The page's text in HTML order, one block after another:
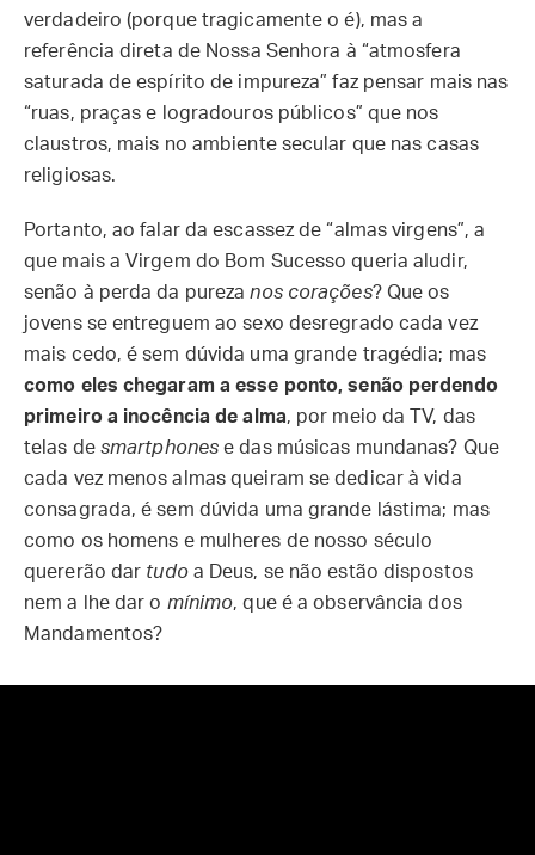
verdadeiro (porque tragicamente o é), mas a
referência direta de Nossa Senhora à “atmosfera
saturada de espírito de impureza” faz pensar mais nas
“ruas, praças e logradouros públicos” que nos
claustros, mais no ambiente secular que nas casas
religiosas.
Portanto, ao falar da escassez de “almas virgens”, a
que mais a Virgem do Bom Sucesso queria aludir,
senão à perda da purezanos corações? Que os
jovens se entreguem ao sexo desregrado cada vez
mais cedo, é sem dúvida uma grande tragédia; mas
como eles chegaram a esse ponto, senão perdendo
primeiro a inocência de alma, por meio da TV, das
telas de smartphones e das músicas mundanas? Que
cada vez menos almas queiram se dedicar à vida
consagrada, é sem dúvida uma grande lástima; mas
como os homens e mulheres de nosso século
quererão dar tudoa Deus, se não estão dispostos
nem a lhe dar o mínimo, que é a observância dos
Mandamentos?